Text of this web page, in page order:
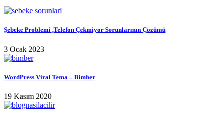
Şebeke Problemi ,Telefon Çekmiyor Sorunlarının Çözümü
3 Ocak 2023
WordPress Viral Tema – Bimber
19 Kasım 2020